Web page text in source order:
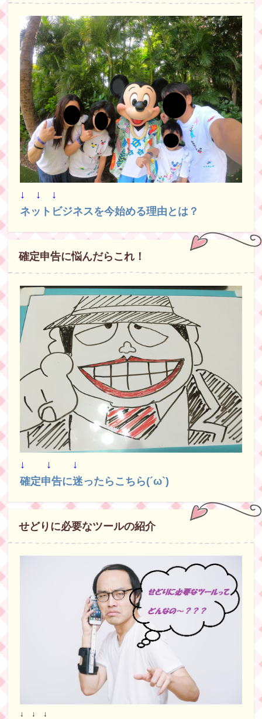
↓ ↓ ↓
ネットビジネスを今始める理由とは？
確定申告に悩んだらこれ！
↓ ↓ ↓
確定申告に迷ったらこちら(´ω`)
せどりに必要なツールの紹介
↓ ↓ ↓